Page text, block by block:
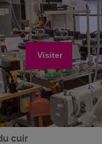
Visiter
cuir